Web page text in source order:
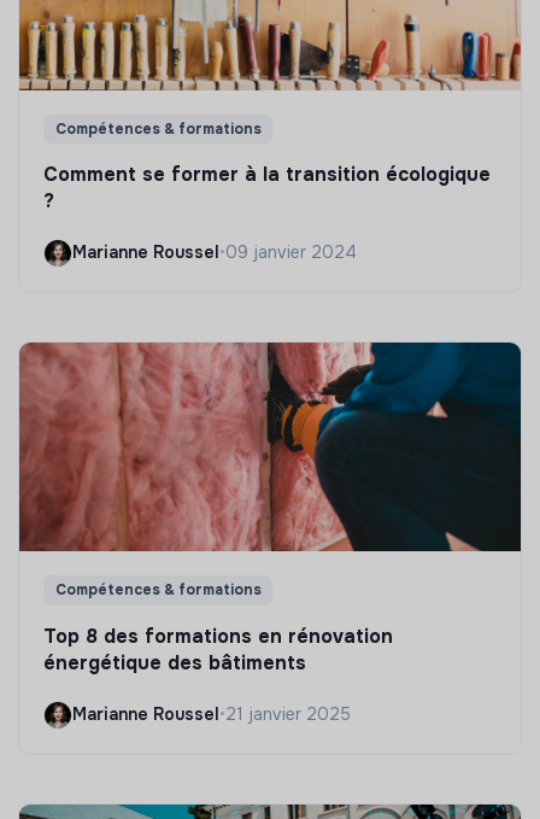
Compétences & formations
Comment se former à la transition écologique
?
Marianne Roussel •09 janvier 2024
Compétences & formations
Top 8 des formations en rénovation
énergétique des bâtiments
Marianne Roussel•21 janvier 2025